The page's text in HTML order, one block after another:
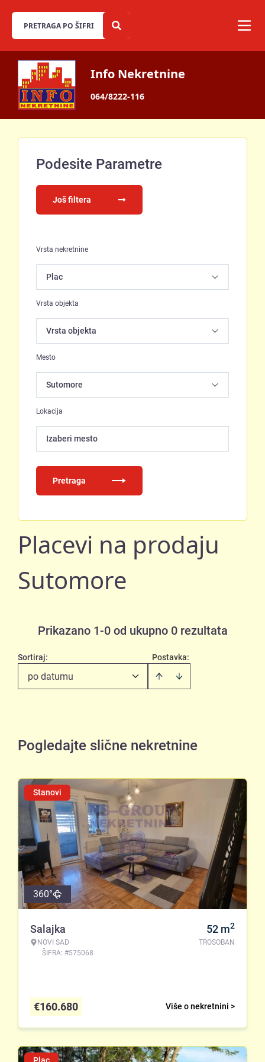
Info Nekretnine
064/8222-116
Podesite Parametre
Još filtera
Vrsta nekretnine
Vrsta objekta
Mesto
Lokacija
Izaberi mesto
Pretraga
Placevi na prodaju
Sutomore
Prikazano 1-0 od ukupno 0 rezultata
Postavka:
Sortiraj:
po datumu
Pogledajte slične nekretnine
Stanovi
360°
Salajka
NOVI SAD
ŠIFRA: #575068
52 m2
TROSOBAN
Više o nekretnini >
€160.680